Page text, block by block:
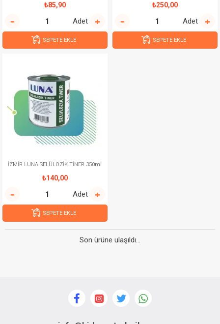
₺85,90
Adet
SEPETE EKLE
₺250,00
Adet
SEPETE EKLE
İZMİR LUNA SELÜLOZİK TİNER 350ml
₺140,00
Adet
SEPETE EKLE
Son ürüne ulaşıldı...